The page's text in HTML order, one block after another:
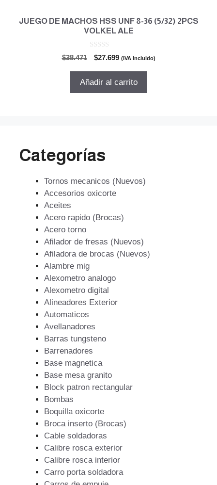
JUEGO DE MACHOS HSS UNF 8-36 (5/32) 2PCS
VOLKEL ALE
$38.471
El
original
$27.699El
actual
(IVA incluido)
Añadir al carrito
Categorías
Tornos mecanicos (Nuevos)
Accesorios oxicorte
Aceites
Acero rapido (Brocas)
Acero torno
Afilador de fresas (Nuevos)
Afiladora de brocas (Nuevos)
Alambre mig
Alexometro analogo
Alexometro digital
Alineadores Exterior
Automaticos
Avellanadores
Barras tungsteno
Barrenadores
Base magnetica
Base mesa granito
Block patron rectangular
Bombas
Boquilla oxicorte
Broca inserto (Brocas)
Cable soldadoras
Calibre rosca exterior
Calibre rosca interior
Carro porta soldadora